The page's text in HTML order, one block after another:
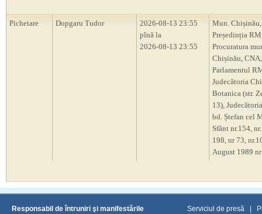
Pichetare Dopgaru Tudor
2026-08-13 23:55
pînă la
2026-08-13 23:55
Mun. Chișinău,
Președinția
Procuratura
Chișinău, CNA,
Parlamentul
Judecătoria
Botanica (str.
13),
bd. Ștefan cel
Sfânt nr.154,
198, nr 73,
August 1989 nr
Responsabil de întruniri şi manifestările Serviciul de presă